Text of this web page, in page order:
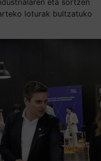
loturak bultzatuko